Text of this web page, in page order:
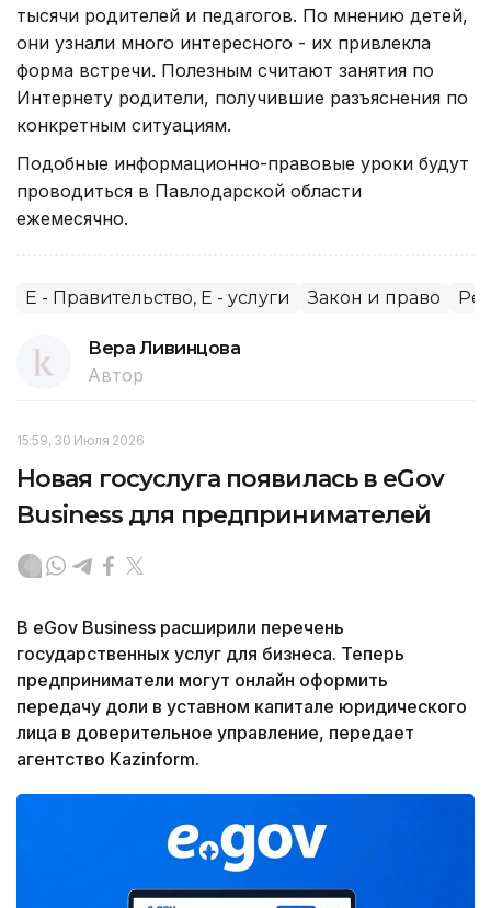
тысячи родителей и педагогов. По мнению детей,
они узнали много интересного - их привлекла
форма встречи. Полезным считают занятия по
Интернету родители, получившие разъяснения по
конкретным ситуациям.
Подобные информационно-правовые уроки будут
проводиться в Павлодарской области
ежемесячно.
E - Правительство, E - услуги Закон и право
Вера Ливинцова
Автор
15:59, 30 Июля 2026
Новая госуслуга появилась в eGov
Business для предпринимателей
В eGov Business расширили перечень
государственных услуг для бизнеса. Теперь
предприниматели могут онлайн оформить
передачу доли в уставном капитале юридического
лица в доверительное управление, передает
агентство Kazinform.